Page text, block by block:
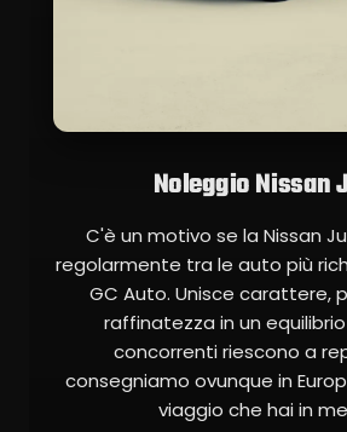
Noleggio Nissan
C'è un motivo se la Nissan
regolarmente tra le auto più
GC Auto. Unisce carattere,
raffinatezza in un
concorrenti riescono a
consegniamo ovunque in
viaggio che hai in